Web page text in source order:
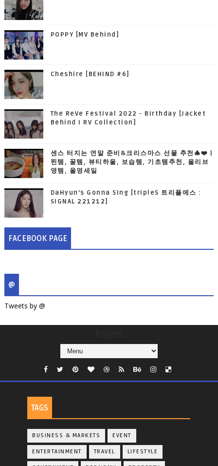
POPPY [MV Behind]
Cheshire [BEHIND #6]
The ReVe Festival 2022 - Birthday [Jacket
Behind I RV Collection]
센스 터지는 연말 준비&크리스마스 선물 추천🎄❤️ |
찐템, 꿀템, 뷰티하울, 보습템, 기초템추천, 올리브
영템, 올영세일
DaHyun’s Gonna Sing [tripleS 트리플에스 :
SIGNAL 221212]
FACEBOOK PAGE
@
Tweets by @
TAGS
BUSINESS & MARKETS EVENT
ENTERTAINMENT TRAVEL LIFESTYLE